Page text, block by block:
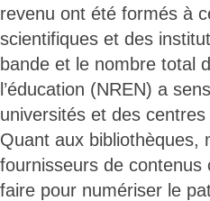
revenu ont été formés à
scientifiques et des
bande et le nombre total
l’éducation (NREN) a
universités et des
Quant aux bibliothèques,
fournisseurs de contenus
faire pour numériser le